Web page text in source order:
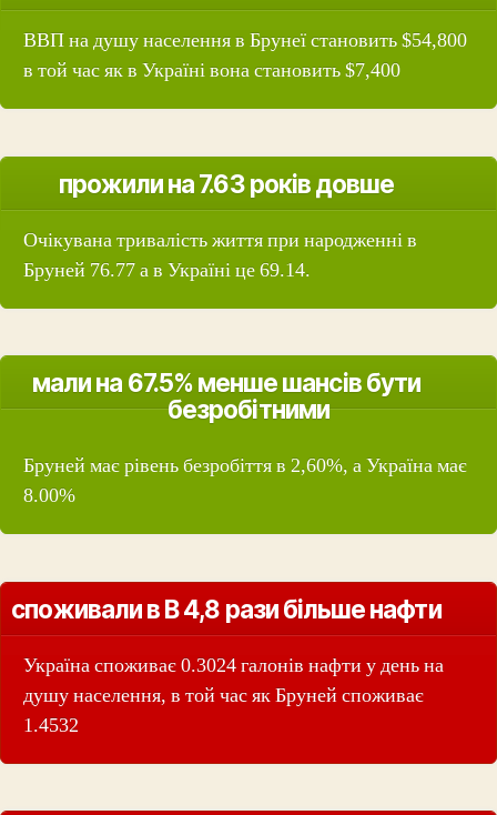
ВВП на душу населення в Брунеї становить $54,800
в той час як в Україні вона становить $7,400
прожили на 7.63 років довше
Очікувана тривалість життя при народженні в
Бруней 76.77 а в Україні це 69.14.
мали на 67.5% менше шансів бути
безробітними
Бруней має рівень безробіття в 2,60%, а Україна має
8.00%
споживали в В 4,8 рази більше нафти
Україна споживає 0.3024 галонів нафти у день на
душу населення, в той час як Бруней споживає
1.4532